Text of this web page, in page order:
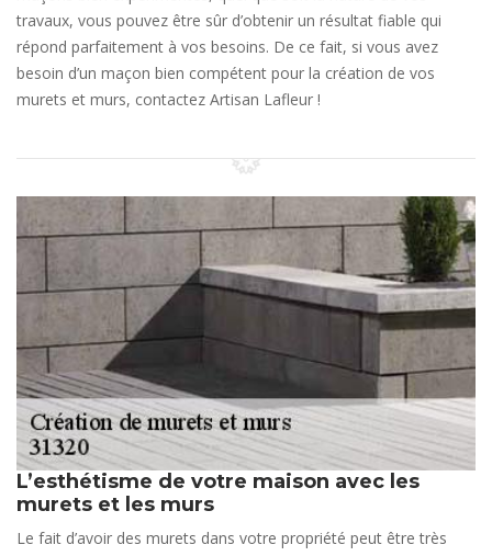
travaux, vous pouvez être sûr d’obtenir un résultat fiable qui
répond parfaitement à vos besoins. De ce fait, si vous avez
besoin d’un maçon bien compétent pour la création de vos
murets et murs, contactez Artisan Lafleur !
L’esthétisme de votre maison avec les
murets et les murs
Le fait d’avoir des murets dans votre propriété peut être très